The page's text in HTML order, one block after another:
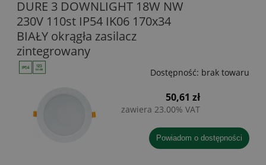
DURE 3 DOWNLIGHT 18W NW
230V 110st IP54 IK06 170x34
BIAŁY okrągła zasilacz
zintegrowany
Dostępność: brak towaru
50,61 zł
zawiera 23.00% VAT
powiadom o dostępności